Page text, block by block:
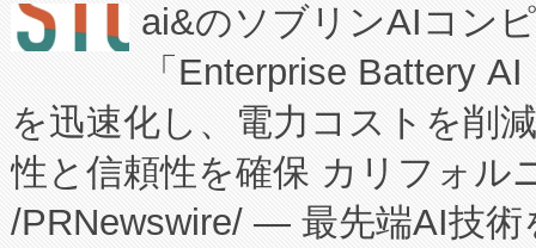
manufacturing™ (FCCM™) プ
たNeXは、バイオ医薬品製造
従来のフェッドバッチ施設の
に、患者やサプライチェーン
キー方式で拡張性が高く、持
ai&のソブリンAIコン
「Enterprise Battery
を迅速化し、電力コストを削
性と信頼性を確保 カリフォル
/PRNewswire/ — 最先端AI技術